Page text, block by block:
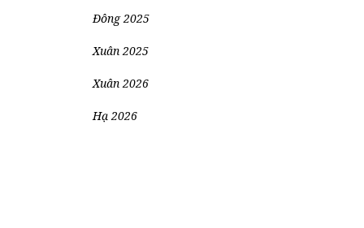
Đông 2025
Xuân 2025
Xuân 2026
Hạ 2026